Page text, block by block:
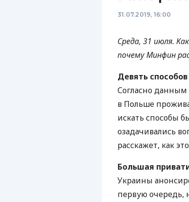
31.07.2019, 16:00
Среда, 31 июля.
почему Минфин
Девять
Согласно данным
в Польше
искать способы
озадачивались
расскажет, как
Большая
Украины
первую очередь,